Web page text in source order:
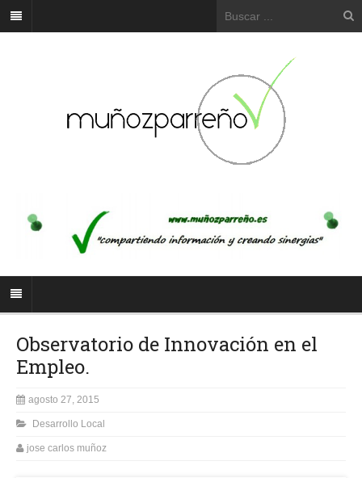
Observatorio de Innovación en el
Empleo.
agosto 27, 2015
Desarrollo Local
jose carlos muñoz